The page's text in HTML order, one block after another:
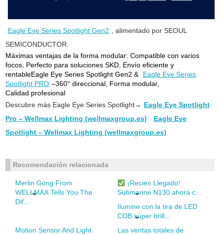
Eagle Eye Series Spotlight Gen2 , alimentado por SEOUL
SEMICONDUCTOR.
Máximas ventajas de la forma modular:Compatible con varios
focos, Perfecto para soluciones SKD, Envío eficiente y
rentableEagle Eye Series Spotlight Gen2 & Eagle Eye Series
Spotlight PRO –360° direccional, Forma modular,
Calidad profesional
Descubre más Eagle Eye Series Spotlight→ Eagle Eye Spotlight
Pro – Wellmax Lighting (wellmaxgroup.es)
Eagle Eye
Spotlight – Wellmax Lighting (wellmaxgroup.es)
Recomendación relacionada
Merlin Gong From
WELLMAX Tells You The
Dif...
¡Recién Llegado!
Submarine N130 ahora c...
Ilumine con la tira de LED
COB súper brill...
Motion Sensor And Light
Las ventas totales de